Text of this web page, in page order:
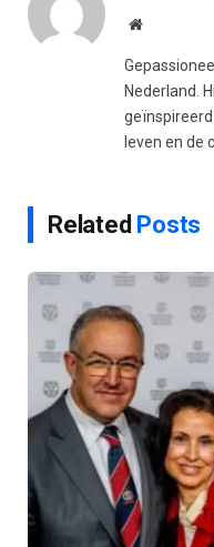
Website
Nederland.
leven en de
Related Posts